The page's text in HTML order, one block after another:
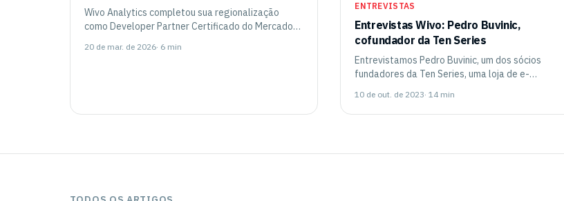
Wivo Analytics completou sua regionalização
como Developer Partner Certificado do Mercado
Argentina, Peru, Colômbia, Equador e México.
20 de mar. de 2026· 6 min
ENTREVISTAS
Entrevistas Wivo: Pedro Buvinic,
cofundador da Ten Series
Entrevistamos Pedro Buvinic, um dos sócios
fundadores da Ten Series, uma loja de e-
empresa, como foram ganhando experiência nos
10 de out. de 2023· 14 min